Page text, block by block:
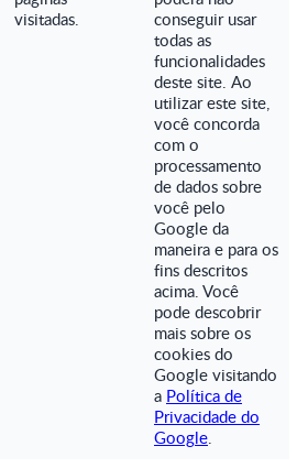
visitadas.
conseguir usar
todas as
funcionalidades
deste site. Ao
utilizar este site,
você concorda
com o
processamento
de dados sobre
você pelo
Google da
maneira e para os
fins descritos
acima. Você
pode descobrir
mais sobre os
cookies do
Google visitando
a Política de
Privacidade do
Google.